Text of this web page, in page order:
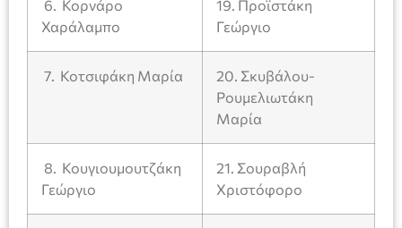
6. Κορνάρο
Χαράλαμπο
19. Προϊστάκη
Γεώργιο
7. Κοτσιφάκη Μαρία
20. Σκυβάλου-
Ρουμελιωτάκη
Μαρία
8. Κουγιουμουτζάκη
Γεώργιο
21. Σουραβλή
Χριστόφορο